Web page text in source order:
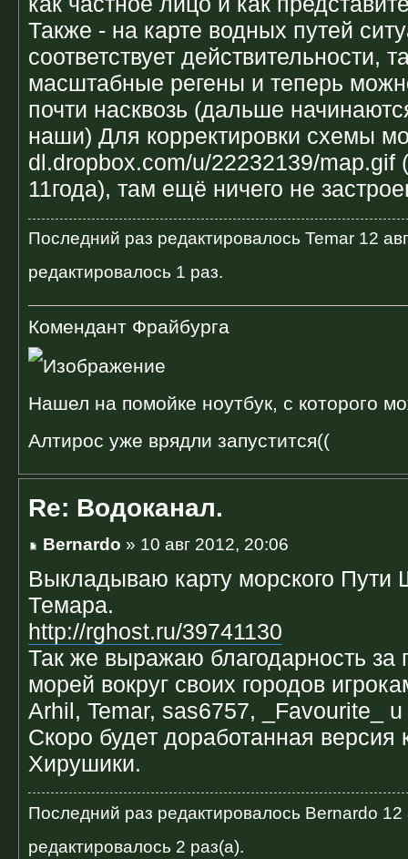
Также - на карте водных путей
соответствует действительности,
масштабные регены и теперь
почти насквозь (дальше
наши) Для корректировки схемы
dl.dropbox.com/u/22232139/map.gif
11года), там ещё ничего не
Последний раз редактировалось Temar 12
редактировалось 1 раз.
Комендант Фрайбурга
Нашел на помойке ноутбук, с которого
Алтирос уже врядли запустится((
Re: Водоканал.
Bernardo » 10 авг 2012, 20:06
Выкладываю карту морского Пути
Темара.
http://rghost.ru/39741130
Так же выражаю благодарность за
морей вокруг своих городов
Arhil, Temar, sas6757, _Favourite_
Скоро будет доработанная версия
Хирушики.
Последний раз редактировалось Bernardo 12
редактировалось 2 раз(а).